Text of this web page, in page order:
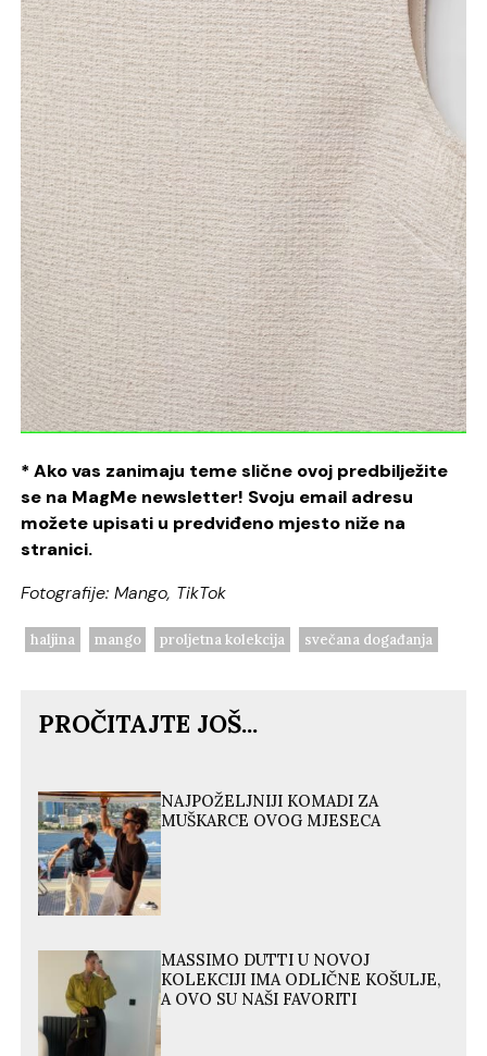
* Ako vas zanimaju teme slične ovoj predbilježite
se na MagMe newsletter! Svoju email adresu
možete upisati u predviđeno mjesto niže na
stranici.
Fotografije: Mango, TikTok
haljina mango proljetna kolekcija svečana događanja
PROČITAJTE JOŠ...
NAJPOŽELJNIJI KOMADI ZA
MUŠKARCE OVOG MJESECA
MASSIMO DUTTI U NOVOJ
KOLEKCIJI IMA ODLIČNE KOŠULJE,
A OVO SU NAŠI FAVORITI